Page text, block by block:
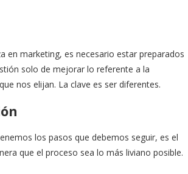
en marketing, es necesario estar preparados
solo de mejorar lo referente a la
nos elijan. La clave es ser diferentes.
los pasos que debemos seguir, es el
que el proceso sea lo más liviano posible.